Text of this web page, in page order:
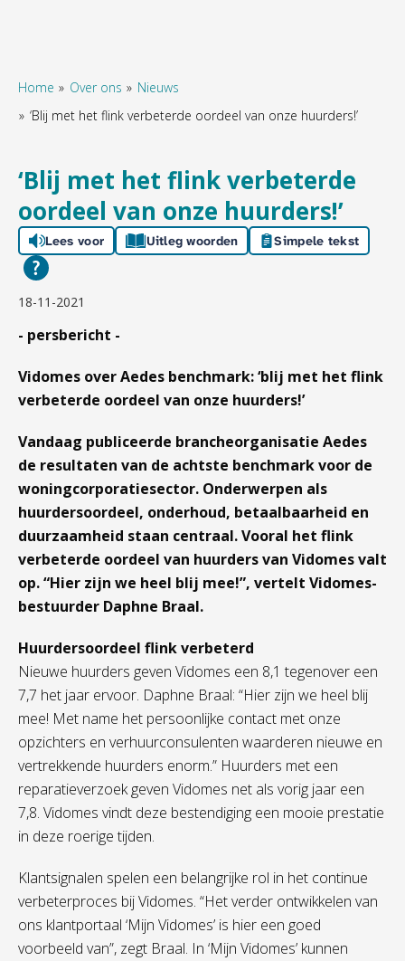
Home Over ons
Nieuws
‘Blij met het flink verbeterde oordeel van onze huurders!’
‘Blij met het flink verbeterde
oordeel van onze huurders!’
Lees voor Uitleg woorden Simpele tekst
18-11-2021
- persbericht -
Vidomes over Aedes benchmark: ‘blij met het flink
verbeterde oordeel van onze huurders!’
Vandaag publiceerde brancheorganisatie Aedes
de resultaten van de achtste benchmark voor de
woningcorporatiesector. Onderwerpen als
huurdersoordeel, onderhoud, betaalbaarheid en
duurzaamheid staan centraal. Vooral het flink
verbeterde oordeel van huurders van Vidomes valt
op. “Hier zijn we heel blij mee!”, vertelt Vidomes-
bestuurder Daphne Braal.
Huurdersoordeel flink verbeterd
Nieuwe huurders geven Vidomes een 8,1 tegenover een
7,7 het jaar ervoor. Daphne Braal: “Hier zijn we heel blij
mee! Met name het persoonlijke contact met onze
opzichters en verhuurconsulenten waarderen nieuwe en
vertrekkende huurders enorm.” Huurders met een
reparatieverzoek geven Vidomes net als vorig jaar een
7,8. Vidomes vindt deze bestendiging een mooie prestatie
in deze roerige tijden.
Klantsignalen spelen een belangrijke rol in het continue
verbeterproces bij Vidomes. “Het verder ontwikkelen van
ons klantportaal ‘Mijn Vidomes’ is hier een goed
voorbeeld van”, zegt Braal. In ‘Mijn Vidomes’ kunnen